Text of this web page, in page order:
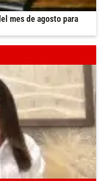
mes de agosto para